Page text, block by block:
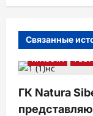
я
п
о
з
а
Связанные
КРАСОТА
ГК Natura